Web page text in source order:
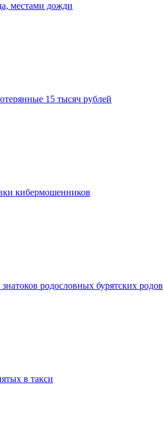
местами дожди
15 тысяч рублей
кибермошенников
родословных бурятских родов
в такси